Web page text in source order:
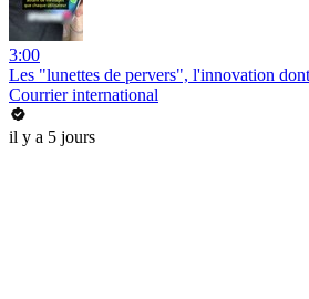
3:00
Les "lunettes de pervers", l'innovation
Courrier international
il y a 5 jours